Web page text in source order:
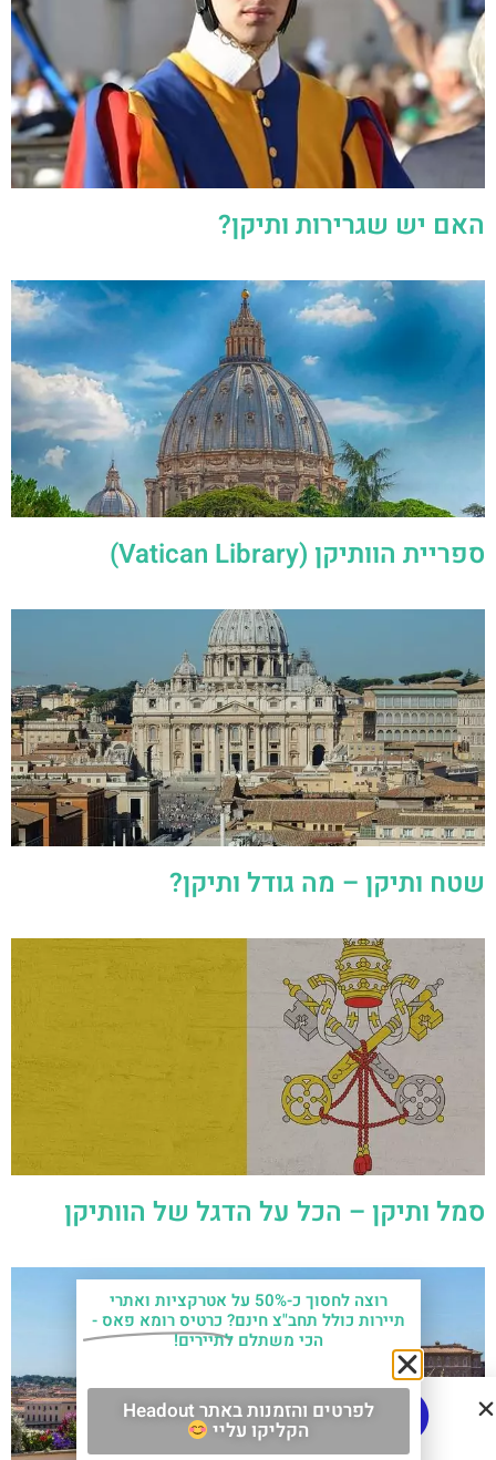
האם יש שגרירות ותיקן?
ספריית הוותיקן (Vatican Library)
שטח ותיקן – מה גודל ותיקן?
סמל ותיקן – הכל על הדגל של הוותיקן
רוצה לחסוך כ-50% על אטרקציות ואתרי
תיירות כולל תחב"צ חינם? כרטיס רומא פאס -
הכי משתלם לתיירים!
לפרטים והזמנות באתר Headout
הקליקו עליי